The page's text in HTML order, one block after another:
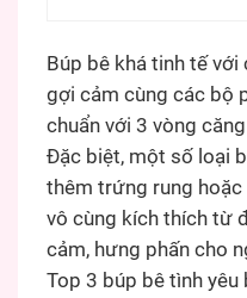
Búp bê khá tinh tế
gợi cảm cùng các bộ
chuẩn với 3 vòng
Đặc biệt, một số loại
thêm trứng rung hoặc
vô cùng kích thích từ
cảm, hưng phấn cho
Top 3 búp bê tình